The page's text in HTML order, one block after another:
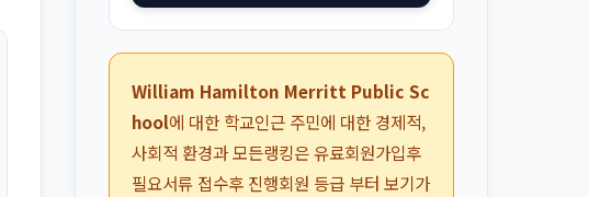
William Hamilton Merritt Public Sc
hool에 대한 학교인근 주민에 대한 경제적,
사회적 환경과 모든랭킹은 유료회원가입후
필요서류 접수후 진행회원 등급 부터 보기가